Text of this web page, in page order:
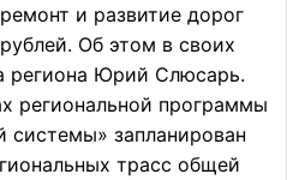
и развитие дорог
Об этом в своих
региона Юрий Слюсарь.
региональной программы
системы» запланирован
трасс общей